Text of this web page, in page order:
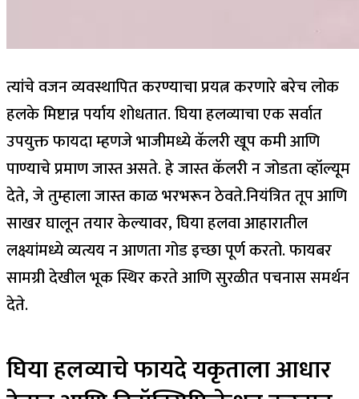
त्यांचे वजन व्यवस्थापित करण्याचा प्रयत्न करणारे बरेच लोक
हलके मिष्टान्न पर्याय शोधतात. घिया हलव्याचा एक सर्वात
उपयुक्त फायदा म्हणजे भाजीमध्ये कॅलरी खूप कमी आणि
पाण्याचे प्रमाण जास्त असते. हे जास्त कॅलरी न जोडता व्हॉल्यूम
देते, जे तुम्हाला जास्त काळ भरभरून ठेवते.नियंत्रित तूप आणि
साखर घालून तयार केल्यावर, घिया हलवा आहारातील
लक्ष्यांमध्ये व्यत्यय न आणता गोड इच्छा पूर्ण करतो. फायबर
सामग्री देखील भूक स्थिर करते आणि सुरळीत पचनास समर्थन
देते.
घिया हलव्याचे फायदे यकृताला आधार